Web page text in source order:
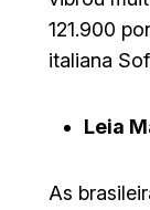
121.900
italiana
Leia
As